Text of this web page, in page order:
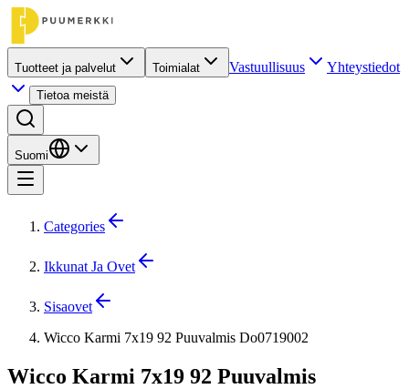
Tuotteet ja palvelut Toimialat Vastuullisuus Yhteystiedot
Tietoa meistä
Suomi
Categories
Ikkunat Ja Ovet
Sisaovet
Wicco Karmi 7x19 92 Puuvalmis Do0719002
Wicco Karmi 7x19 92 Puuvalmis